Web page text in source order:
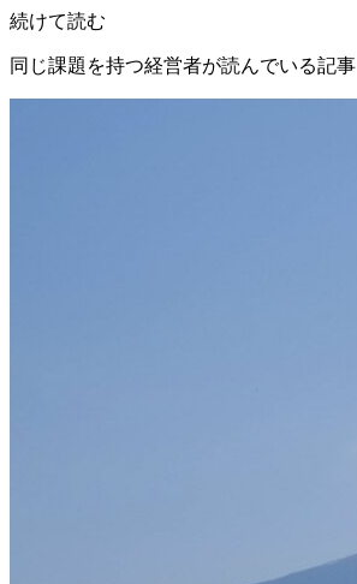
続けて読む
同じ課題を持つ経営者が読んでいる記事